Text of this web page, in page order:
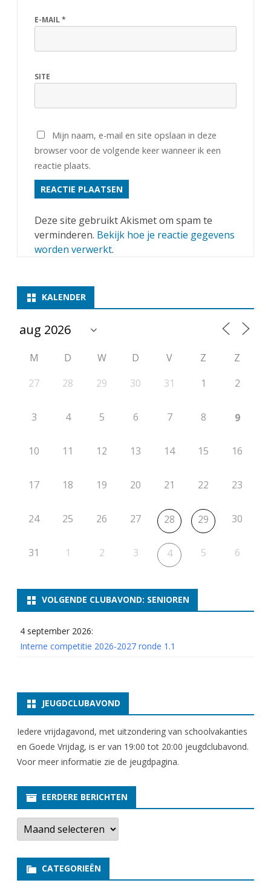
E-MAIL*
SITE
Mijn naam, e-mail en site opslaan in deze
browser voor de volgende keer wanneer ik een
reactie plaats.
Deze site gebruikt Akismet om spam te
verminderen. Bekijk hoe je reactie gegevens
worden verwerkt.
KALENDER
M D W D V Z
Z
27
28 29 30 31 1 2
3 4 5 6 7 8 9
10 11 12 13 14 15 16
17 18 19 20 21 22 23
24 25 26 27 28 29 30
31 1 2 3 4 5 6
VOLGENDE CLUBAVOND: SENIOREN
4 september 2026:
Interne competitie 2026-2027 ronde 1.1
JEUGDCLUBAVOND
Iedere vrijdagavond, met uitzondering van schoolvakanties
en Goede Vrijdag, is er van 19:00 tot 20:00 jeugdclubavond.
Voor meer informatie zie de jeugdpagina.
EERDERE BERICHTEN
E
r
e
CATEGORIEËN